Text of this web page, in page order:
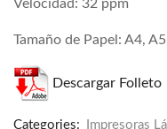
Velocidad: 32 ppm
Tamaño de Papel: A4,
Descargar Folleto
Categories: Impresoras